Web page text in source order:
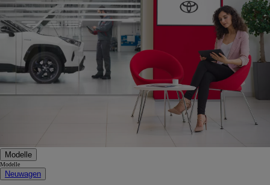
Modelle
Modelle
Neuwagen